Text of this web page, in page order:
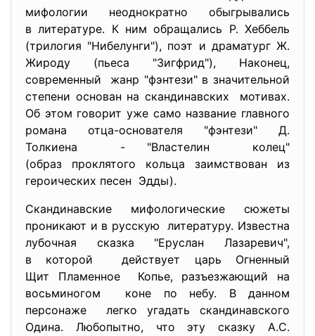
мифологии неоднократно обыгрывались
в литературе. К ним обращались Р. Хеббель
(трилогия "Нибелунги"), поэт и драматург Ж.
Жироду (пьеса "Зигфрид"), Наконец,
современный жанр "фэнтези" в значительной
степени основан на скандинавских мотивах.
Об этом говорит уже само название главного
романа отца-основателя "фэнтези" Д.
Толкиена - "Властелин колец"
(образ проклятого кольца заимствован из
героических песен Эдды).
Скандинавские мифологические сюжеты
проникают и в русскую литературу. Известна
лубочная сказка "Еруслан Лазаревич",
в которой действует царь Огненный
Щит Пламенное Копье, разъезжающий на
восьминогом коне по небу. В данном
персонаже легко угадать скандинавского
Одина. Любопытно, что эту сказку А.С.